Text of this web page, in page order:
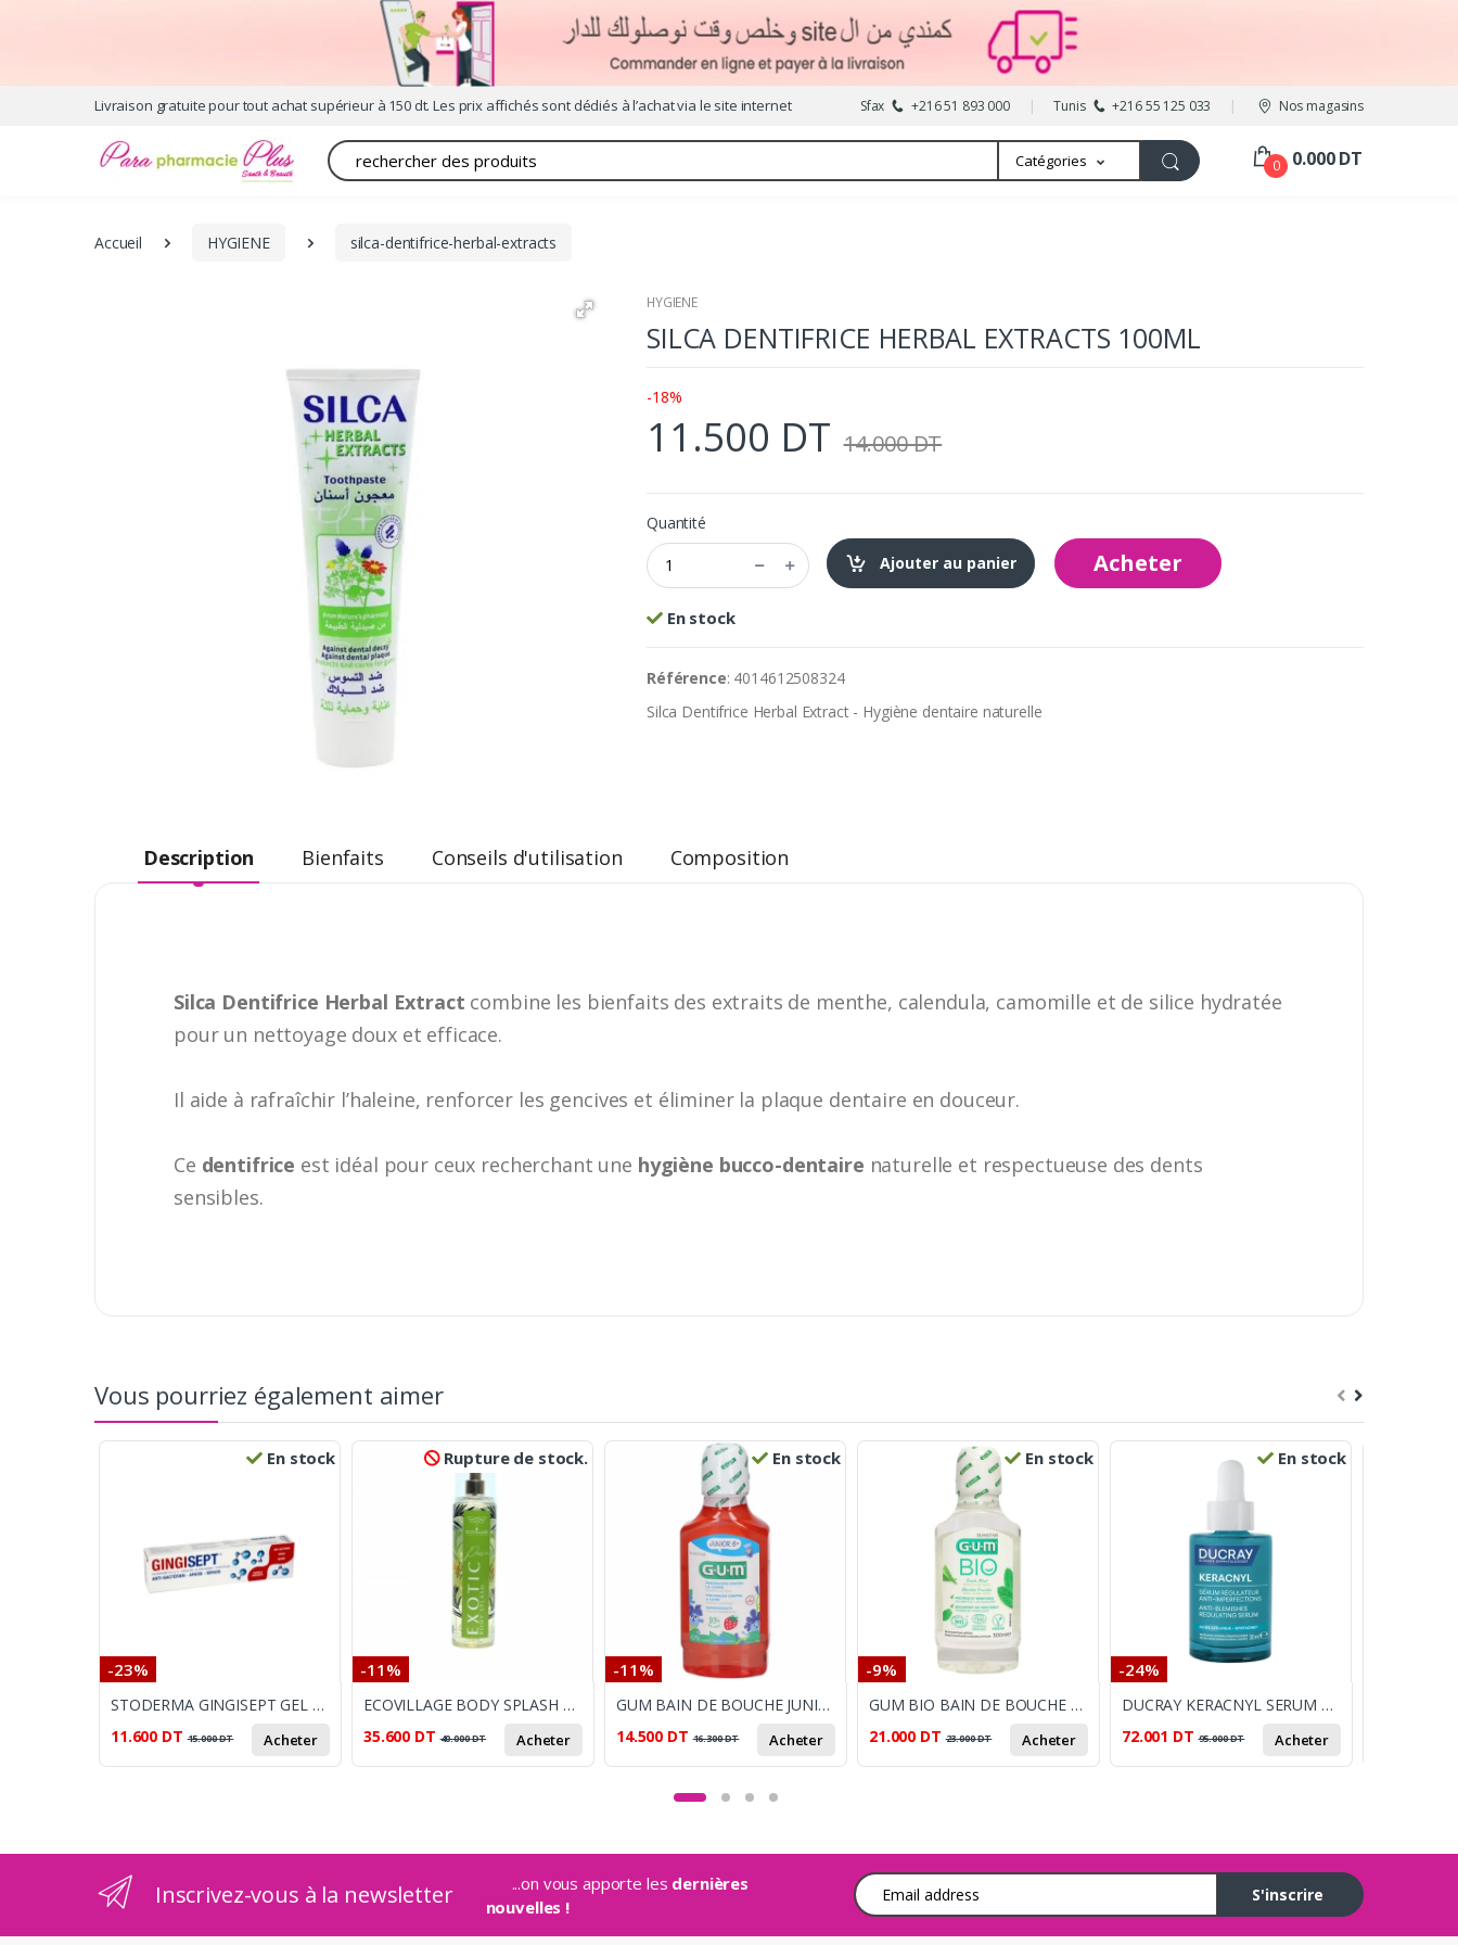
Livraison gratuite pour tout achat supérieur à 150 dt. Les prix affichés sont dédiés à l’achat via le site internet Sfax +216 51 893 000 Tunis +216 55 125 033 Nos magasins
Recherche Catégories 0 0.000 DT
Accueil HYGIENE silca-dentifrice-herbal-extracts
HYGIENE
SILCA DENTIFRICE HERBAL EXTRACTS 100ML
-18%
11.500 DT 14.000 DT
Quantité
Ajouter au panier
Acheter
En stock
Référence: 4014612508324
Silca Dentifrice Herbal Extract - Hygiène dentaire naturelle
Description Bienfaits Conseils d'utilisation Composition
Silca Dentifrice Herbal Extract combine les bienfaits des extraits de menthe, calendula, camomille et de silice hydratée
pour un nettoyage doux et efficace.
Il aide à rafraîchir l’haleine, renforcer les gencives et éliminer la plaque dentaire en douceur.
Ce dentifrice est idéal pour ceux recherchant une hygiène bucco-dentaire naturelle et respectueuse des dents
sensibles.
Vous pourriez également aimer
En stock
-23%
STODERMA GINGISEPT GEL BUCAL TB 30G
11.600 DT 15.000DT Acheter
Rupture de stock.
-11%
ECOVILLAGE BODY SPLASH EXOTIC PASSION 260ML
35.600 DT 40.000DT Acheter
En stock
-11%
GUM BAIN DE BOUCHE JUNIOR 300ML
14.500 DT 16.300DT Acheter
En stock
-9%
GUM BIO BAIN DE BOUCHE MENTHE FRAICHE 300ML
21.000 DT 23.000DT Acheter
En stock
-24%
DUCRAY KERACNYL SERUM REGULATEUR 30ML
72.001 DT 95.000DT Acheter
Inscrivez-vous à la newsletter ...on vous apporte les dernières
nouvelles !
Adresse e-mail
S'inscrire